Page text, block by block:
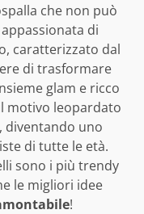
che non può
di
caratterizzato dal
di trasformare
glam e ricco
motivo leopardato
diventando uno
di tutte le età.
sono i più trendy
le migliori idee
!